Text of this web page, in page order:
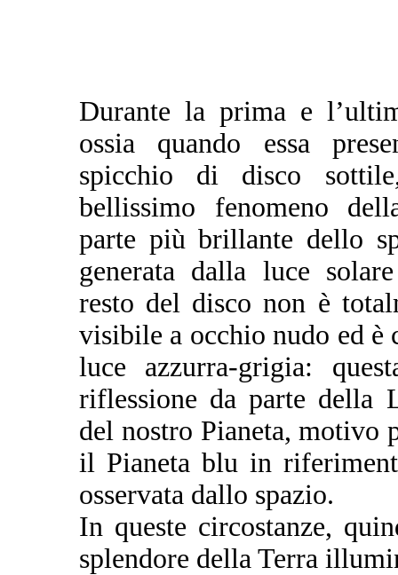
Durante la prima e
ossia quando essa
spicchio di disco
bellissimo fenomeno
parte più brillante dello
generata dalla luce
resto del disco non è
visibile a occhio nudo ed è
luce azzurra-grigia:
riflessione da parte della
del nostro Pianeta, motivo
il Pianeta blu in
osservata dallo spazio.
In queste circostanze,
splendore della Terra